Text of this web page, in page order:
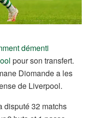
démenti
pour son transfert.
Diomande a les
de Liverpool.
disputé 32 matchs